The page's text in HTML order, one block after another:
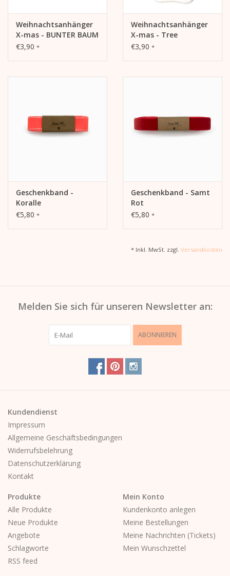
Weihnachtsanhänger
X-mas - BUNTER BAUM
€3,90 *
Weihnachtsanhänger
X-mas - Tree
€3,90 *
Geschenkband -
Koralle
€5,80 *
Geschenkband - Samt
Rot
€5,80 *
* Inkl. MwSt. zzgl. Versandkosten
Melden Sie sich für unseren Newsletter an:
ABONNIEREN
Kundendienst
Impressum
Allgemeine Geschäftsbedingungen
Widerrufsbelehrung
Datenschutzerklärung
Kontakt
Produkte
Alle Produkte
Neue Produkte
Angebote
Schlagworte
RSS feed
Mein Konto
Kundenkonto anlegen
Meine Bestellungen
Meine Nachrichten (Tickets)
Mein Wunschzettel